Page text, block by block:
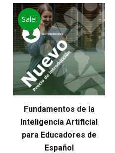
was:
$75.00.
is:
$65.00.
Sale!
Fundamentos de la
Inteligencia Artificial
para Educadores de
Español